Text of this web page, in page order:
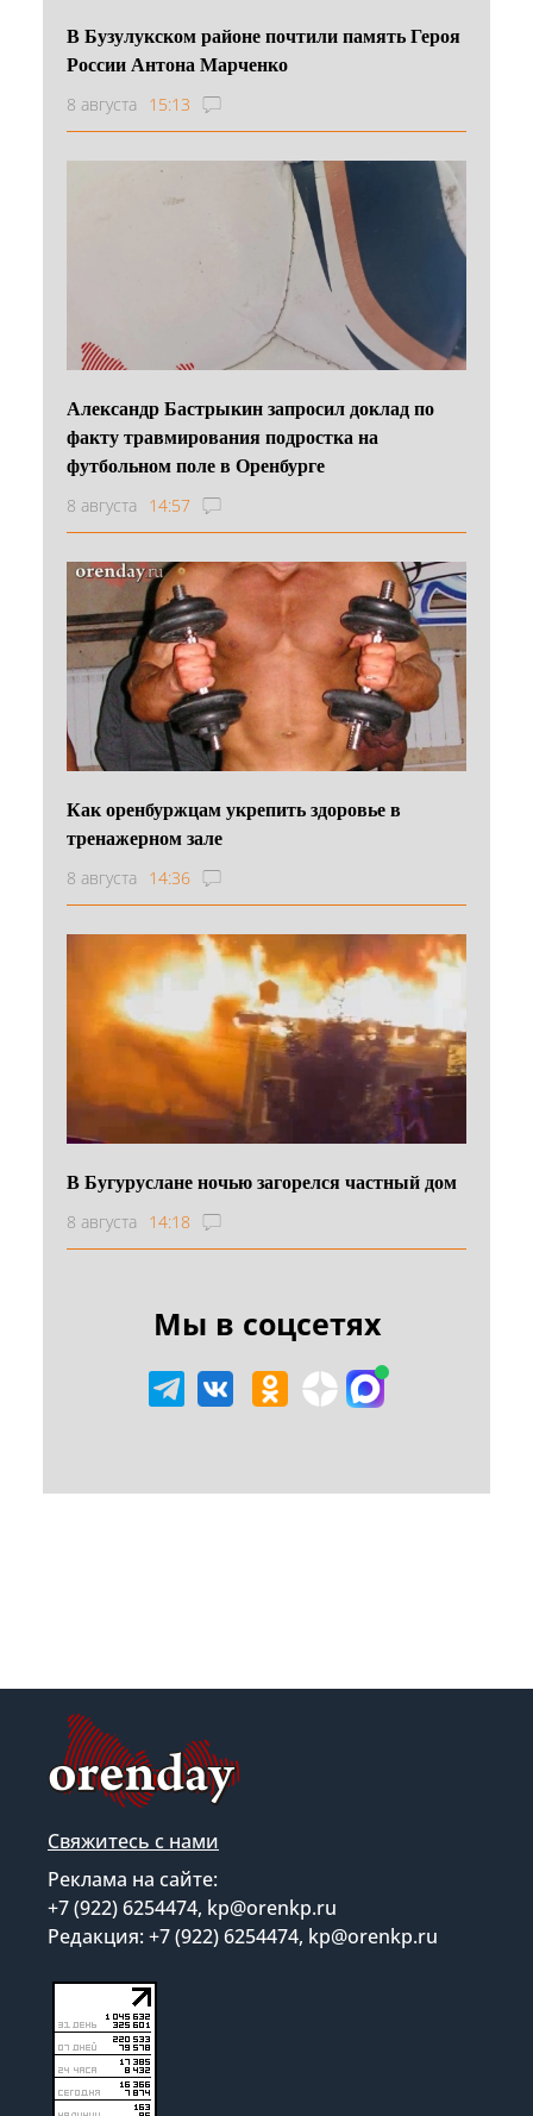
В Бузулукском районе почтили память Героя
России Антона Марченко
8 августа 15:13
Александр Бастрыкин запросил доклад по
факту травмирования подростка на
футбольном поле в Оренбурге
8 августа 14:57
Как оренбуржцам укрепить здоровье в
тренажерном зале
8 августа 14:36
В Бугуруслане ночью загорелся частный дом
8 августа 14:18
Мы в соцсетях
Свяжитесь с нами
Реклама на сайте:
+7 (922) 6254474, kp@orenkp.ru
Редакция: +7 (922) 6254474, kp@orenkp.ru